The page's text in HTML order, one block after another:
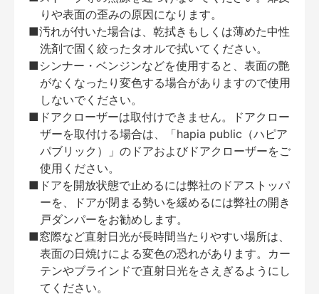
りや表面の歪みの原因になります。
■汚れが付いた場合は、乾拭きもしくは薄めた中性
洗剤で固く絞ったタオルで拭いてください。
■シンナー・ベンジンなどを使用すると、表面の艶
がなくなったり変色する場合がありますので使用
しないでください。
■ドアクローザーは取付けできません。ドアクロー
ザーを取付ける場合は、「hapia public（ハピア
パブリック）」のドアおよびドアクローザーをご
使用ください。
■ドアを開放状態で止めるには弊社のドアストッパ
ーを、ドアが閉まる勢いを緩めるには弊社の開き
戸ダンパーをお勧めします。
■窓際など直射日光が長時間当たりやすい場所は、
表面の日焼けによる変色の恐れがあります。カー
テンやブラインドで直射日光をさえぎるようにし
てください。